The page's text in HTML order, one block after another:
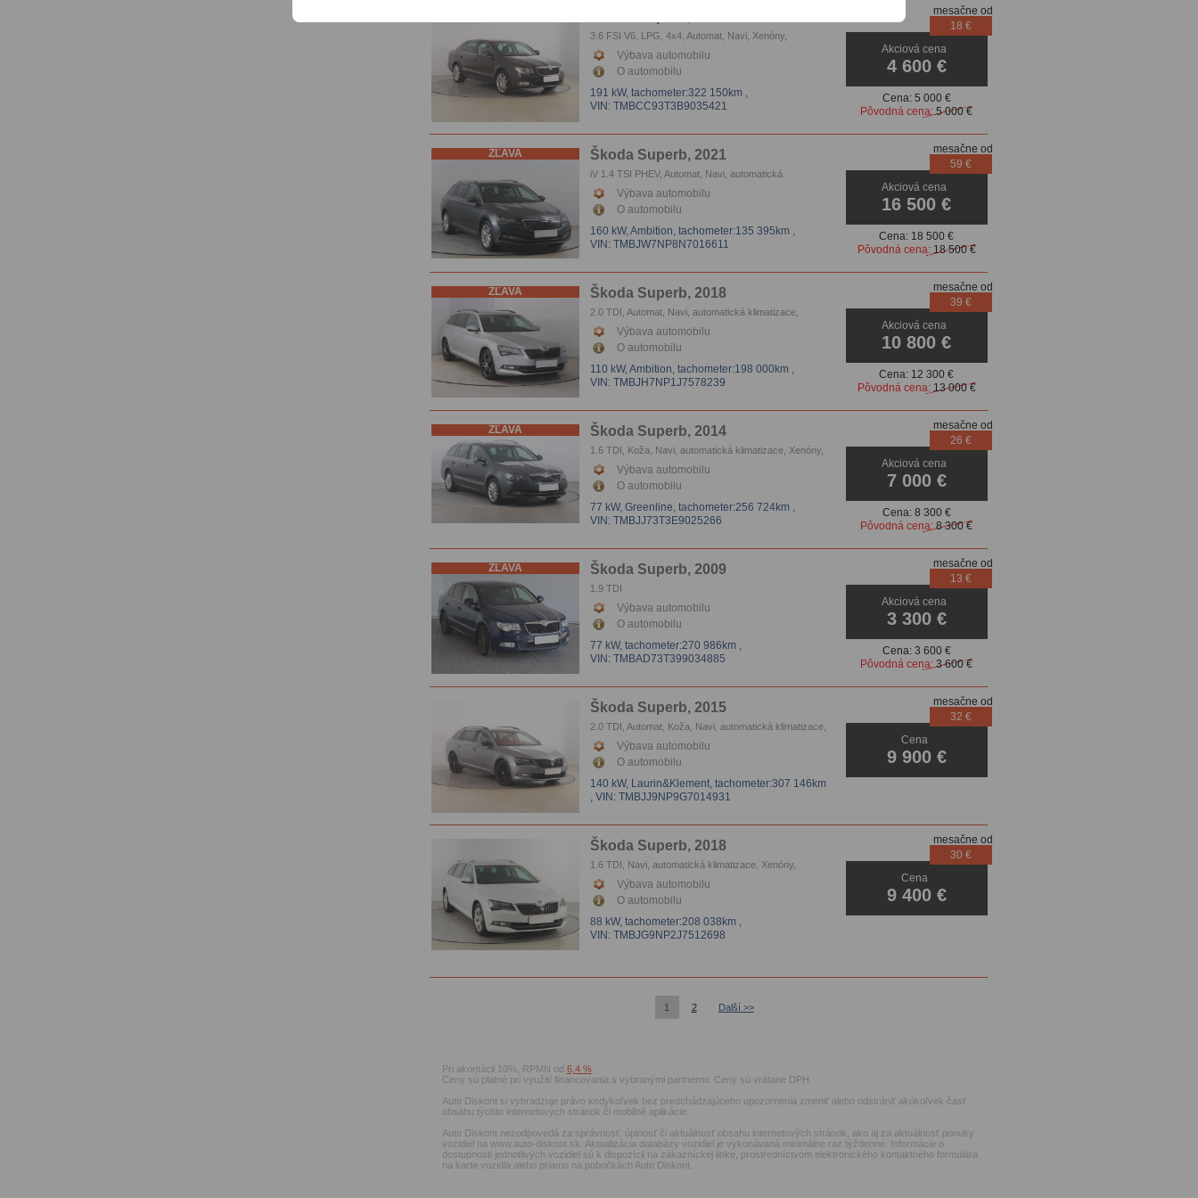
3.6 FSI V6, LPG, 4x4, Automat, Navi, Xenóny,
Tempomat, Vyhrievanie sedačiek, Parkovacie senzory
Výbava automobilu
O automobilu
191 kW, tachometer:322 150km ,
VIN: TMBCC93T3B9035421
Akciová cena
4 600 €
mesačne od
18 €
Cena:5 000 €
Pôvodná cena:5 000 €
ZĽAVA Škoda Superb, 2021
iV 1.4 TSI PHEV, Automat, Navi, automatická
klimatizace, Tempomat, Parkovacie senzory
Výbava automobilu
O automobilu
160 kW, Ambition, tachometer:135 395km ,
VIN: TMBJW7NP8N7016611
Akciová cena
16 500 €
mesačne od
59 €
Cena: 18 500 €
Pôvodná cena:18 500 €
ZĽAVA Škoda Superb, 2018
2.0 TDI, Automat, Navi, automatická klimatizace,
Tempomat, Parkovacie senzory, Vyhrievanie sedačiek
Výbava automobilu
O automobilu
110 kW, Ambition, tachometer:198 000km ,
VIN: TMBJH7NP1J7578239
Akciová cena
10 800 €
mesačne od
39 €
Cena: 12 300 €
Pôvodná cena:13 000 €
ZĽAVA Škoda Superb, 2014
1.6 TDI, Koža, Navi, automatická klimatizace, Xenóny,
Tempomat, Parkovacie senzory, Vyhrievanie sedačiek
Výbava automobilu
O automobilu
77 kW, Greenline, tachometer:256 724km ,
VIN: TMBJJ73T3E9025266
Akciová cena
7 000 €
mesačne od
26 €
Cena:8 300 €
Pôvodná cena:8 300 €
ZĽAVA Škoda Superb, 2009
1.9 TDI
Výbava automobilu
O automobilu
77 kW, tachometer:270 986km ,
VIN: TMBAD73T399034885
Akciová cena
3 300 €
mesačne od
13 €
Cena:3 600 €
Pôvodná cena:3 600 €
Škoda Superb, 2015
2.0 TDI, Automat, Koža, Navi, automatická klimatizace,
Xenóny, Tempomat, Parkovacie senzory, Vyhrievanie
sedačiek
Výbava automobilu
O automobilu
140 kW, Laurin&Klement, tachometer:307 146km
, VIN: TMBJJ9NP9G7014931
Cena
9 900 €
mesačne od
32 €
Škoda Superb, 2018
1.6 TDI, Navi, automatická klimatizace, Xenóny,
Tempomat, Parkovacie senzory
Výbava automobilu
O automobilu
88 kW, tachometer:208 038km ,
VIN: TMBJG9NP2J7512698
Cena
9 400 €
mesačne od
30 €
1 2 Další >>
Pri akontácii 10%, RPMN od 6,4 %
Ceny sú platné pri využití financovania s vybranými partnermi. Ceny sú vrátane DPH.
Auto Diskont si vyhradzuje právo kedykoľvek bez predchádzajúceho upozornenia zmeniť alebo odstrániť akúkoľvek časť
obsahu týchto internetových stránok či mobilné aplikácie.
Auto Diskont nezodpovedá za správnosť, úplnosť či aktuálnosť obsahu internetových stránok, ako aj za aktuálnosť ponuky
vozidiel na www.auto-diskont.sk. Aktualizácia databázy vozidiel je vykonávaná minimálne raz týždenne. Informácie o
dostupnosti jednotlivých vozidiel sú k dispozícii na zákazníckej linke, prostredníctvom elektronického kontaktného formulára
na karte vozidla alebo priamo na pobočkách Auto Diskont.